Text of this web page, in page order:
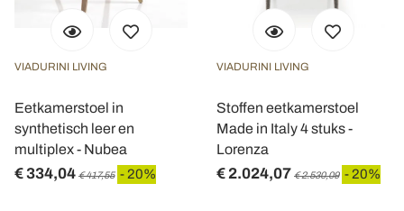
VIADURINI LIVING
Eetkamerstoel in
synthetisch leer en
multiplex - Nubea
€ 334,04 € 417,55 - 20%
VIADURINI LIVING
Stoffen eetkamerstoel
Made in Italy 4 stuks -
Lorenza
€ 2.024,07 € 2.530,09 - 20%